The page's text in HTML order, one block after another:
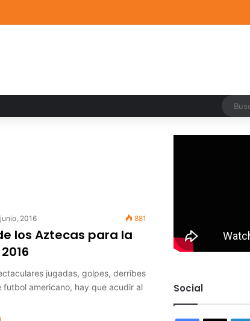
el MUTVI 2026
2016 881
los Aztecas para la
jugadas, golpes, derribes
futbol americano, hay que acudir al
Social